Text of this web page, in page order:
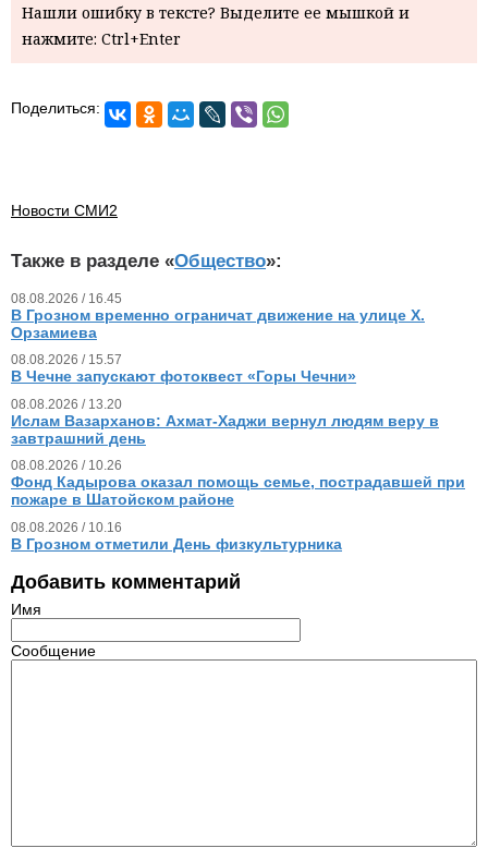
Нашли ошибку в тексте? Выделите ее мышкой и
нажмите: Ctrl+Enter
Поделиться:
Новости СМИ2
Также в разделе «Общество»:
08.08.2026 / 16.45
В Грозном временно ограничат движение на улице Х.
Орзамиева
08.08.2026 / 15.57
В Чечне запускают фотоквест «Горы Чечни»
08.08.2026 / 13.20
Ислам Вазарханов: Ахмат-Хаджи вернул людям веру в
завтрашний день
08.08.2026 / 10.26
Фонд Кадырова оказал помощь семье, пострадавшей при
пожаре в Шатойском районе
08.08.2026 / 10.16
В Грозном отметили День физкультурника
Добавить комментарий
Имя
Сообщение